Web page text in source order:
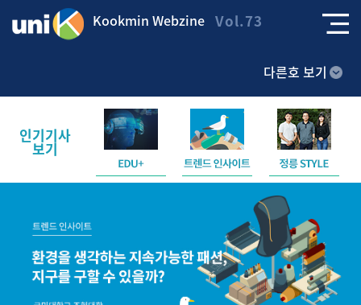
Kookmin Webzine Vol.73
다른호 보기
인기기사
보기